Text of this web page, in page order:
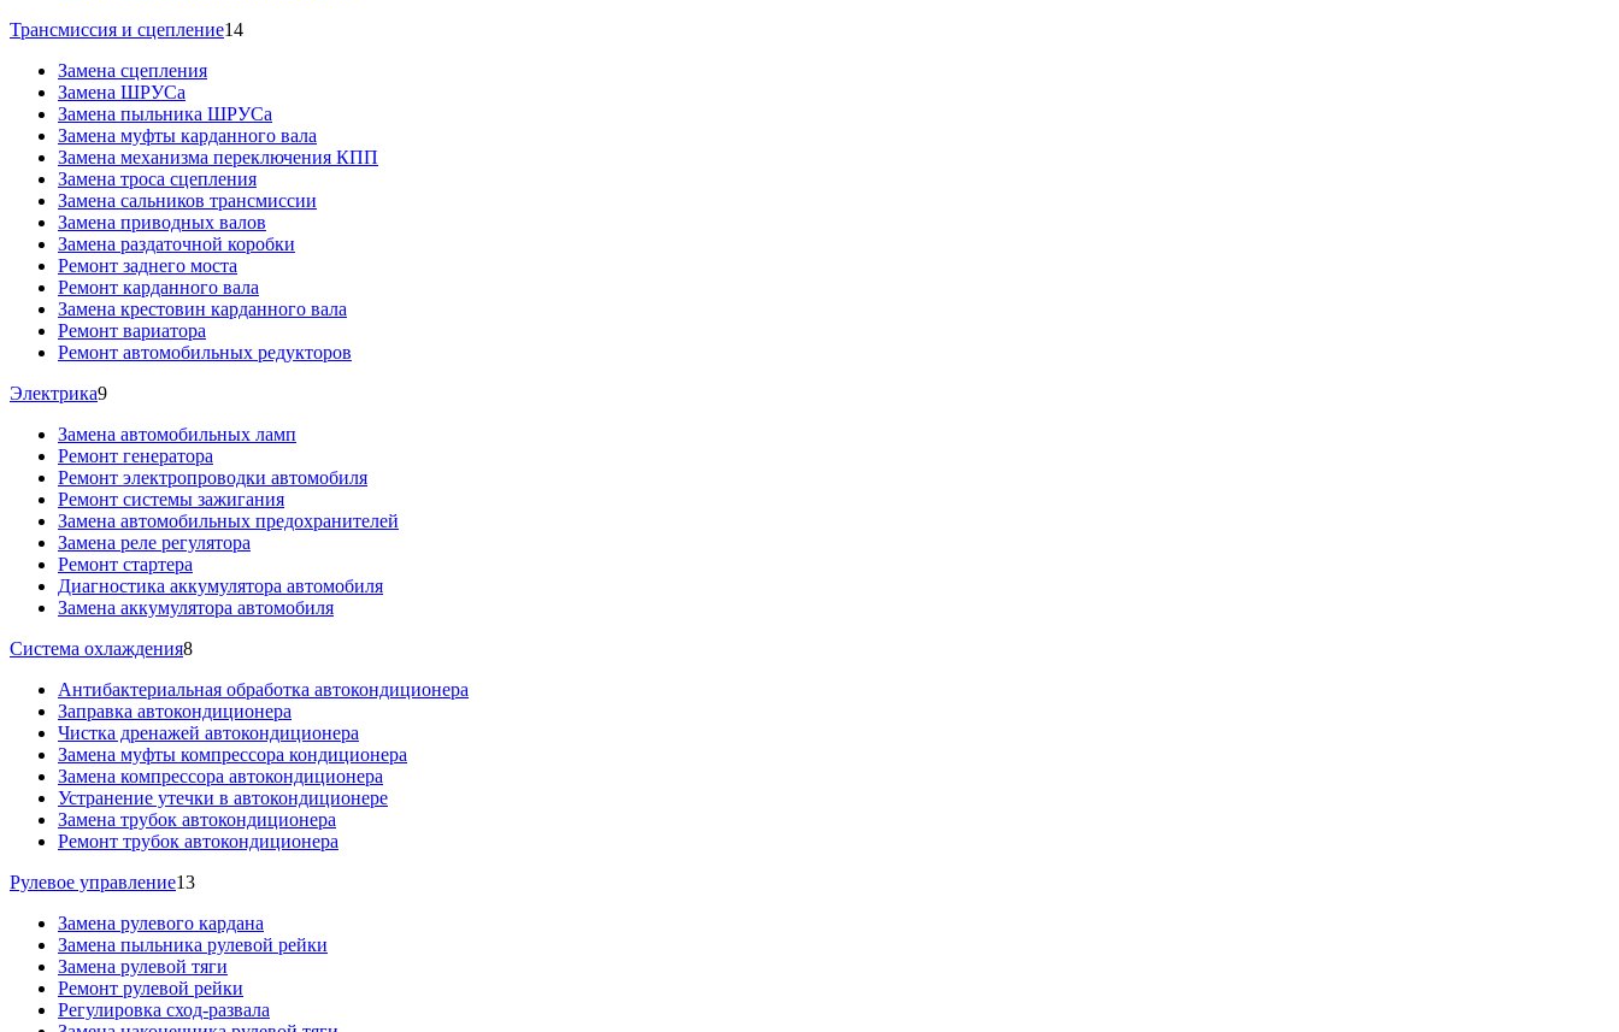
Трансмиссия и сцепление14
Замена сцепления
Замена ШРУСа
Замена пыльника ШРУСа
Замена муфты карданного вала
Замена механизма переключения КПП
Замена троса сцепления
Замена сальников трансмиссии
Замена приводных валов
Замена раздаточной коробки
Ремонт заднего моста
Ремонт карданного вала
Замена крестовин карданного вала
Ремонт вариатора
Ремонт автомобильных редукторов
Электрика9
Замена автомобильных ламп
Ремонт генератора
Ремонт электропроводки автомобиля
Ремонт системы зажигания
Замена автомобильных предохранителей
Замена реле регулятора
Ремонт стартера
Диагностика аккумулятора автомобиля
Замена аккумулятора автомобиля
Система охлаждения8
Антибактериальная обработка автокондиционера
Заправка автокондиционера
Чистка дренажей автокондиционера
Замена муфты компрессора кондиционера
Замена компрессора автокондиционера
Устранение утечки в автокондиционере
Замена трубок автокондиционера
Ремонт трубок автокондиционера
Рулевое управление13
Замена рулевого кардана
Замена пыльника рулевой рейки
Замена рулевой тяги
Ремонт рулевой рейки
Регулировка сход-развала